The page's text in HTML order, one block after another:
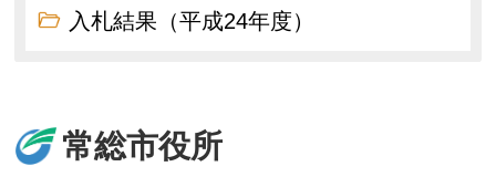
入札結果（平成24年度）
常総市役所